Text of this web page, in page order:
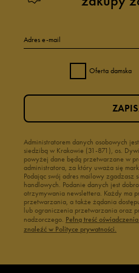
Adres e-mail
Oferta damska
Administratorem danych osobowych
siedzibą w Krakowie (31-871), os.
powyżej dane będą przetwarzane w
administratora, za który uważa się
Podając swój adres mailowy zgadzasz
handlowych. Podanie danych jest
otrzymywania newslettera. Każdy ma
przetwarzania, a także żądania
lub ograniczenia przetwarzania oraz
nadzorczego. Pełną treść
znaleźć w Polityce prywatności.